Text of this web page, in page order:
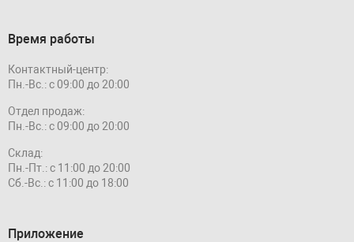
Время работы
Контактный-центр:
Пн.-Вс.: с 09:00 до 20:00
Отдел продаж:
Пн.-Вс.: с 09:00 до 20:00
Склад:
Пн.-Пт.: с 11:00 до 20:00
Сб.-Вс.: с 11:00 до 18:00
Приложение